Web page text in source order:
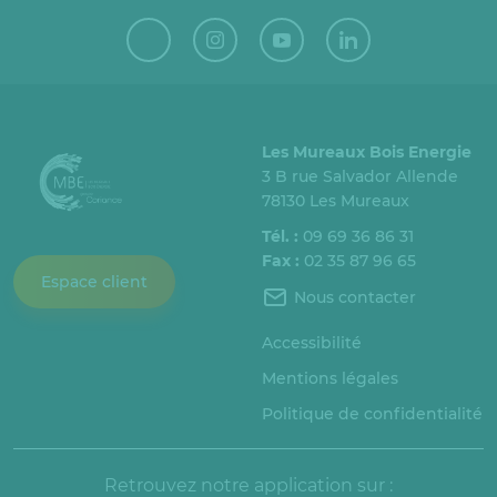
Espace client
Les Mureaux Bois Energie
3 B rue Salvador Allende
78130 Les Mureaux
Tél. : 09 69 36 86 31
Fax : 02 35 87 96 65
Nous contacter
Accessibilité
Mentions légales
Politique de confidentialité
Retrouvez notre application sur :